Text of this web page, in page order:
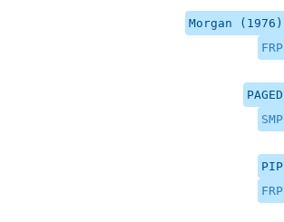
Morgan (1976)
FRP
PAGED
SMP
PIP
FRP